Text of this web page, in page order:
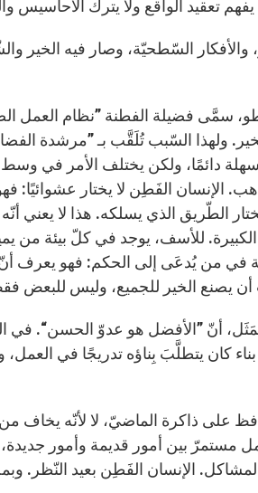
يفهم تعقيد الواقع ولا يترك
السّطحيّة، وصار فيه الخير
ولهذا السّبب تُلَقَّب بـ ”مرشدة
دائمًا، ولكن يختلف الأمر في وسط
الإنسان الفَطِن لا يختار عشوائيًا:
الطّريق الذي يسلكه. هذا لا يعني
للأسف، يوجد في كلّ بيئة من
في من يُدعَى إلى الحكم: فهو يعرف أنّ
أن يصنع الخير للجميع، وليس للبعض
أنّ ”الأفضل هو عدوّ الحسن“. في
كان يتطلَّبَ بِناؤه تدريجًا في
على ذاكرة الماضيّ، لا لأنّه يخاف
مستمرّ بين أمور قديمة وأمور جديدة،
المشاكل. الإنسان الفَطِن بعيد النّظر.